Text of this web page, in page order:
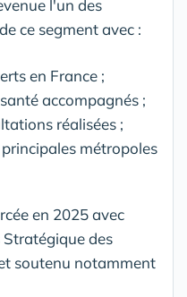
l'un des
ce segment avec :
en France ;
accompagnés ;
réalisées ;
métropoles
en 2025 avec
des
soutenu notamment